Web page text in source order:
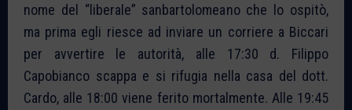
nome del “liberale” sanbartolomeano che lo ospitò,
ma prima egli riesce ad inviare un corriere a Biccari
per avvertire le autorità, alle 17:30 d. Filippo
Capobianco scappa e si rifugia nella casa del dott.
Cardo, alle 18:00 viene ferito mortalmente. Alle 19:45